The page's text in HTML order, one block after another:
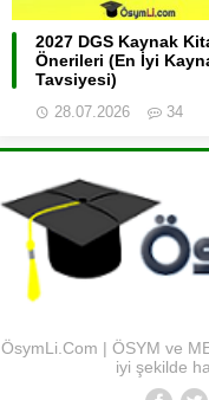
2027 DGS Kaynak
Önerileri (En İyi
Tavsiyesi)
28.07.2026 34
ÖsymLi.Com | ÖSYM ve
iyi şekilde